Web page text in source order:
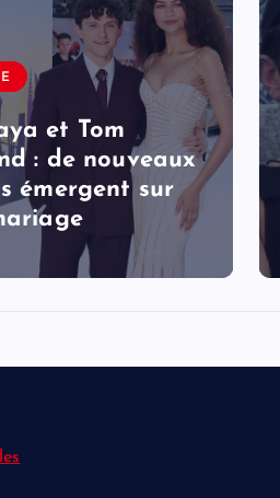
et Tom
: de nouveaux
émergent sur